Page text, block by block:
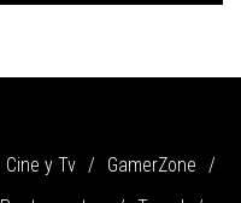
Cine y Tv
GamerZone